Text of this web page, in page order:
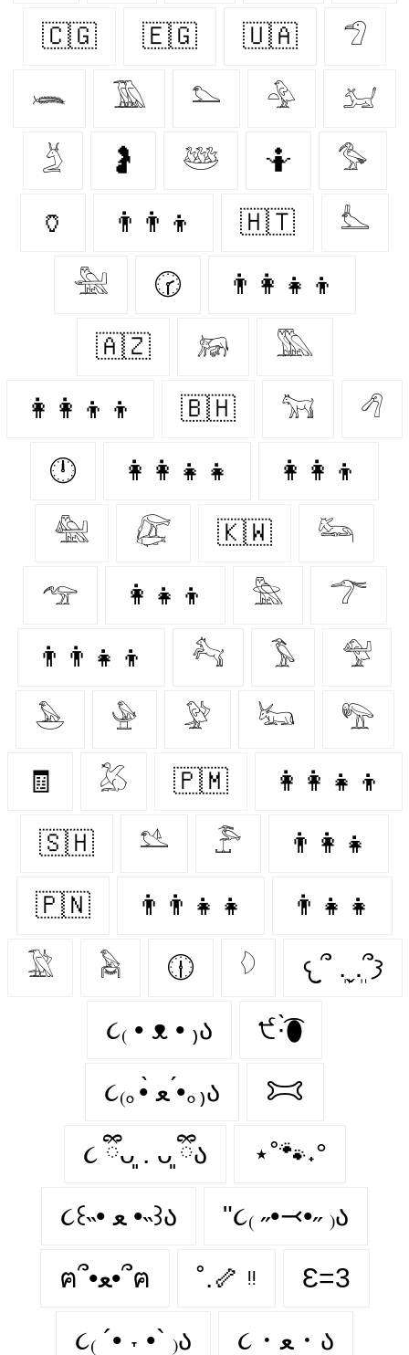
🇨🇬 🇪🇬 🇺🇦 𓅿
𓆨 𓅀 𓅌 𓅲 𓃫
𓄄 🤰 𓅸 🤷‍ 𓅜
🏺 👨‍👨‍👦 🇭🇹 𓅏
𓅖 🕝 👨‍👩‍👧‍👦
🇦🇿 𓃖 𓅔
👩‍👩‍👦‍👦 🇧🇭 𓃙 𓆁
🕛 👩‍👩‍👧‍👧 👩‍👩‍👦
𓅕 𓅻 🇰🇼 𓃛
𓅠 👩‍👧‍👦 𓅗 𓆀
👨‍👨‍👧‍👦 𓃚 𓅣 𓅵
𓅅 𓅈 𓅶 𓃜 𓅟
🧾 𓅷 🇵🇲 👩‍👩‍👧‍👦
🇸🇭 𓅎 𓅤 👨‍👩‍👧
🇵🇳 👨‍👨‍👧‍👧 👨‍👧‍👧
𓅁 𓅉 🕧 𓆠 𐔌՞ ܸ.ˬ.ܸ՞𐦯
૮₍ • ᴥ • ₎ა ੯·̀͡⬮
૮₍｡•̀ ﻌ •́｡₎ა 𐂯
૮ ྀིᴗ͈ . ᴗ͈ ྀིა ⋆˚🐾˖°
૮꒰˵• ﻌ •˵꒱ა "૮₍ ˶•⤙•˶ ₎ა
ฅ՞•ﻌ•՞ฅ ˚.🦴 ᵎᵎ Ɛ=3
૮₍ ´• ˕ •` ₎ა ૮・ﻌ・ა